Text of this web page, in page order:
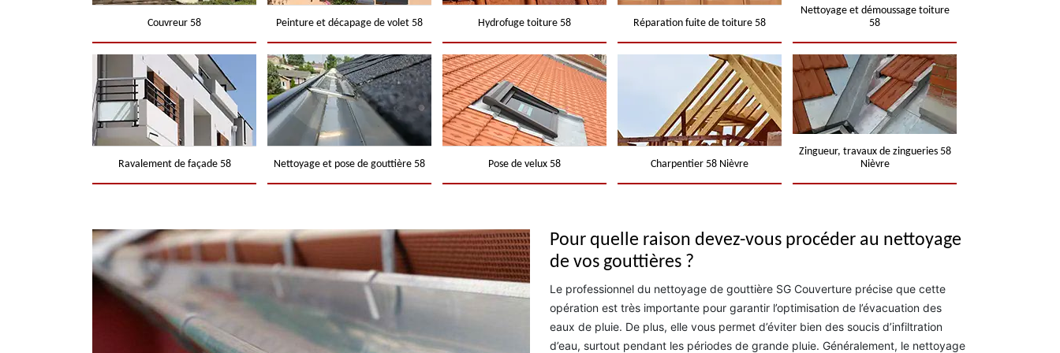
Couvreur 58 Peinture et décapage de volet 58 Hydrofuge toiture 58 Réparation fuite de toiture 58
Nettoyage et démoussage toiture
58
Ravalement de façade 58 Nettoyage et pose de gouttière 58 Pose de velux 58 Charpentier 58 Nièvre
Zingueur, travaux de zingueries 58
Nièvre
Pour quelle raison devez-vous procéder au nettoyage
de vos gouttières ?
Le professionnel du nettoyage de gouttière SG Couverture précise que cette
opération est très importante pour garantir l’optimisation de l’évacuation des
eaux de pluie. De plus, elle vous permet d’éviter bien des soucis d’infiltration
d’eau, surtout pendant les périodes de grande pluie. Généralement, le nettoyage